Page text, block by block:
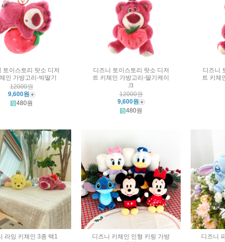
토이스토리 랏소 디저
인 가방고리-빅딸기
12000원
9,600원
480원
디즈니 토이스토리 랏소 디저
트 키체인 가방고리-딸기케이
크
12000원
9,600원
480원
디즈니
트 키체
라잉 키체인 3종 택1
디즈니 키체인 인형 키링 가방
디즈니